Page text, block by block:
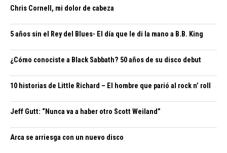
Chris Cornell, mi dolor de cabeza
5 años sin el Rey del Blues- El día que le di la mano a B.B. King
¿Cómo conociste a Black Sabbath? 50 años de su disco debut
10 historias de Little Richard – El hombre que parió al rock n’ roll
Jeff Gutt: “Nunca va a haber otro Scott Weiland”
Arca se arriesga con un nuevo disco